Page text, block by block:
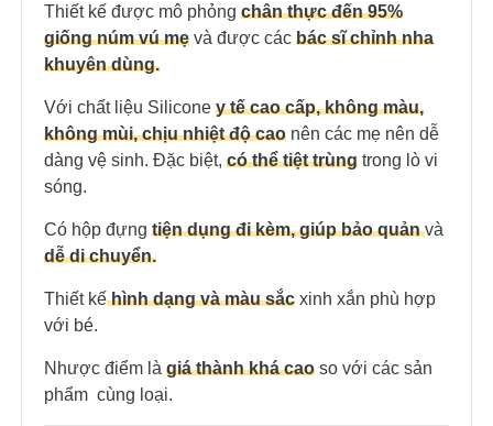
Thiết kế được mô phỏng chân thực đến 95%
giống núm vú mẹ và được các bác sĩ chỉnh nha
khuyên dùng.
Với chất liệu Silicone y tế cao cấp, không màu,
không mùi, chịu nhiệt độ cao nên các mẹ nên dễ
dàng vệ sinh. Đặc biệt, có thể tiệt trùng trong lò vi
sóng.
Có hộp đựng tiện dụng đi kèm, giúp bảo quản và
dễ di chuyển.
Thiết kếhình dạng và màu sắc xinh xắn phù hợp
với bé.
Nhược điểm là giá thành khá cao so với các sản
phẩm cùng loại.